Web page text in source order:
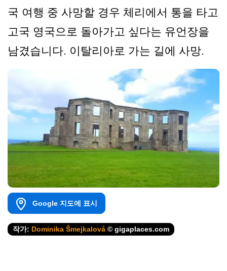
국 여행 중 사망할 경우 체리에서 통을 타고
고국 영국으로 돌아가고 싶다는 유언장을
남겼습니다. 이탈리아로 가는 길에 사망.
Google 지도에 표시
작가: Dominika Šmejkalová © gigaplaces.com